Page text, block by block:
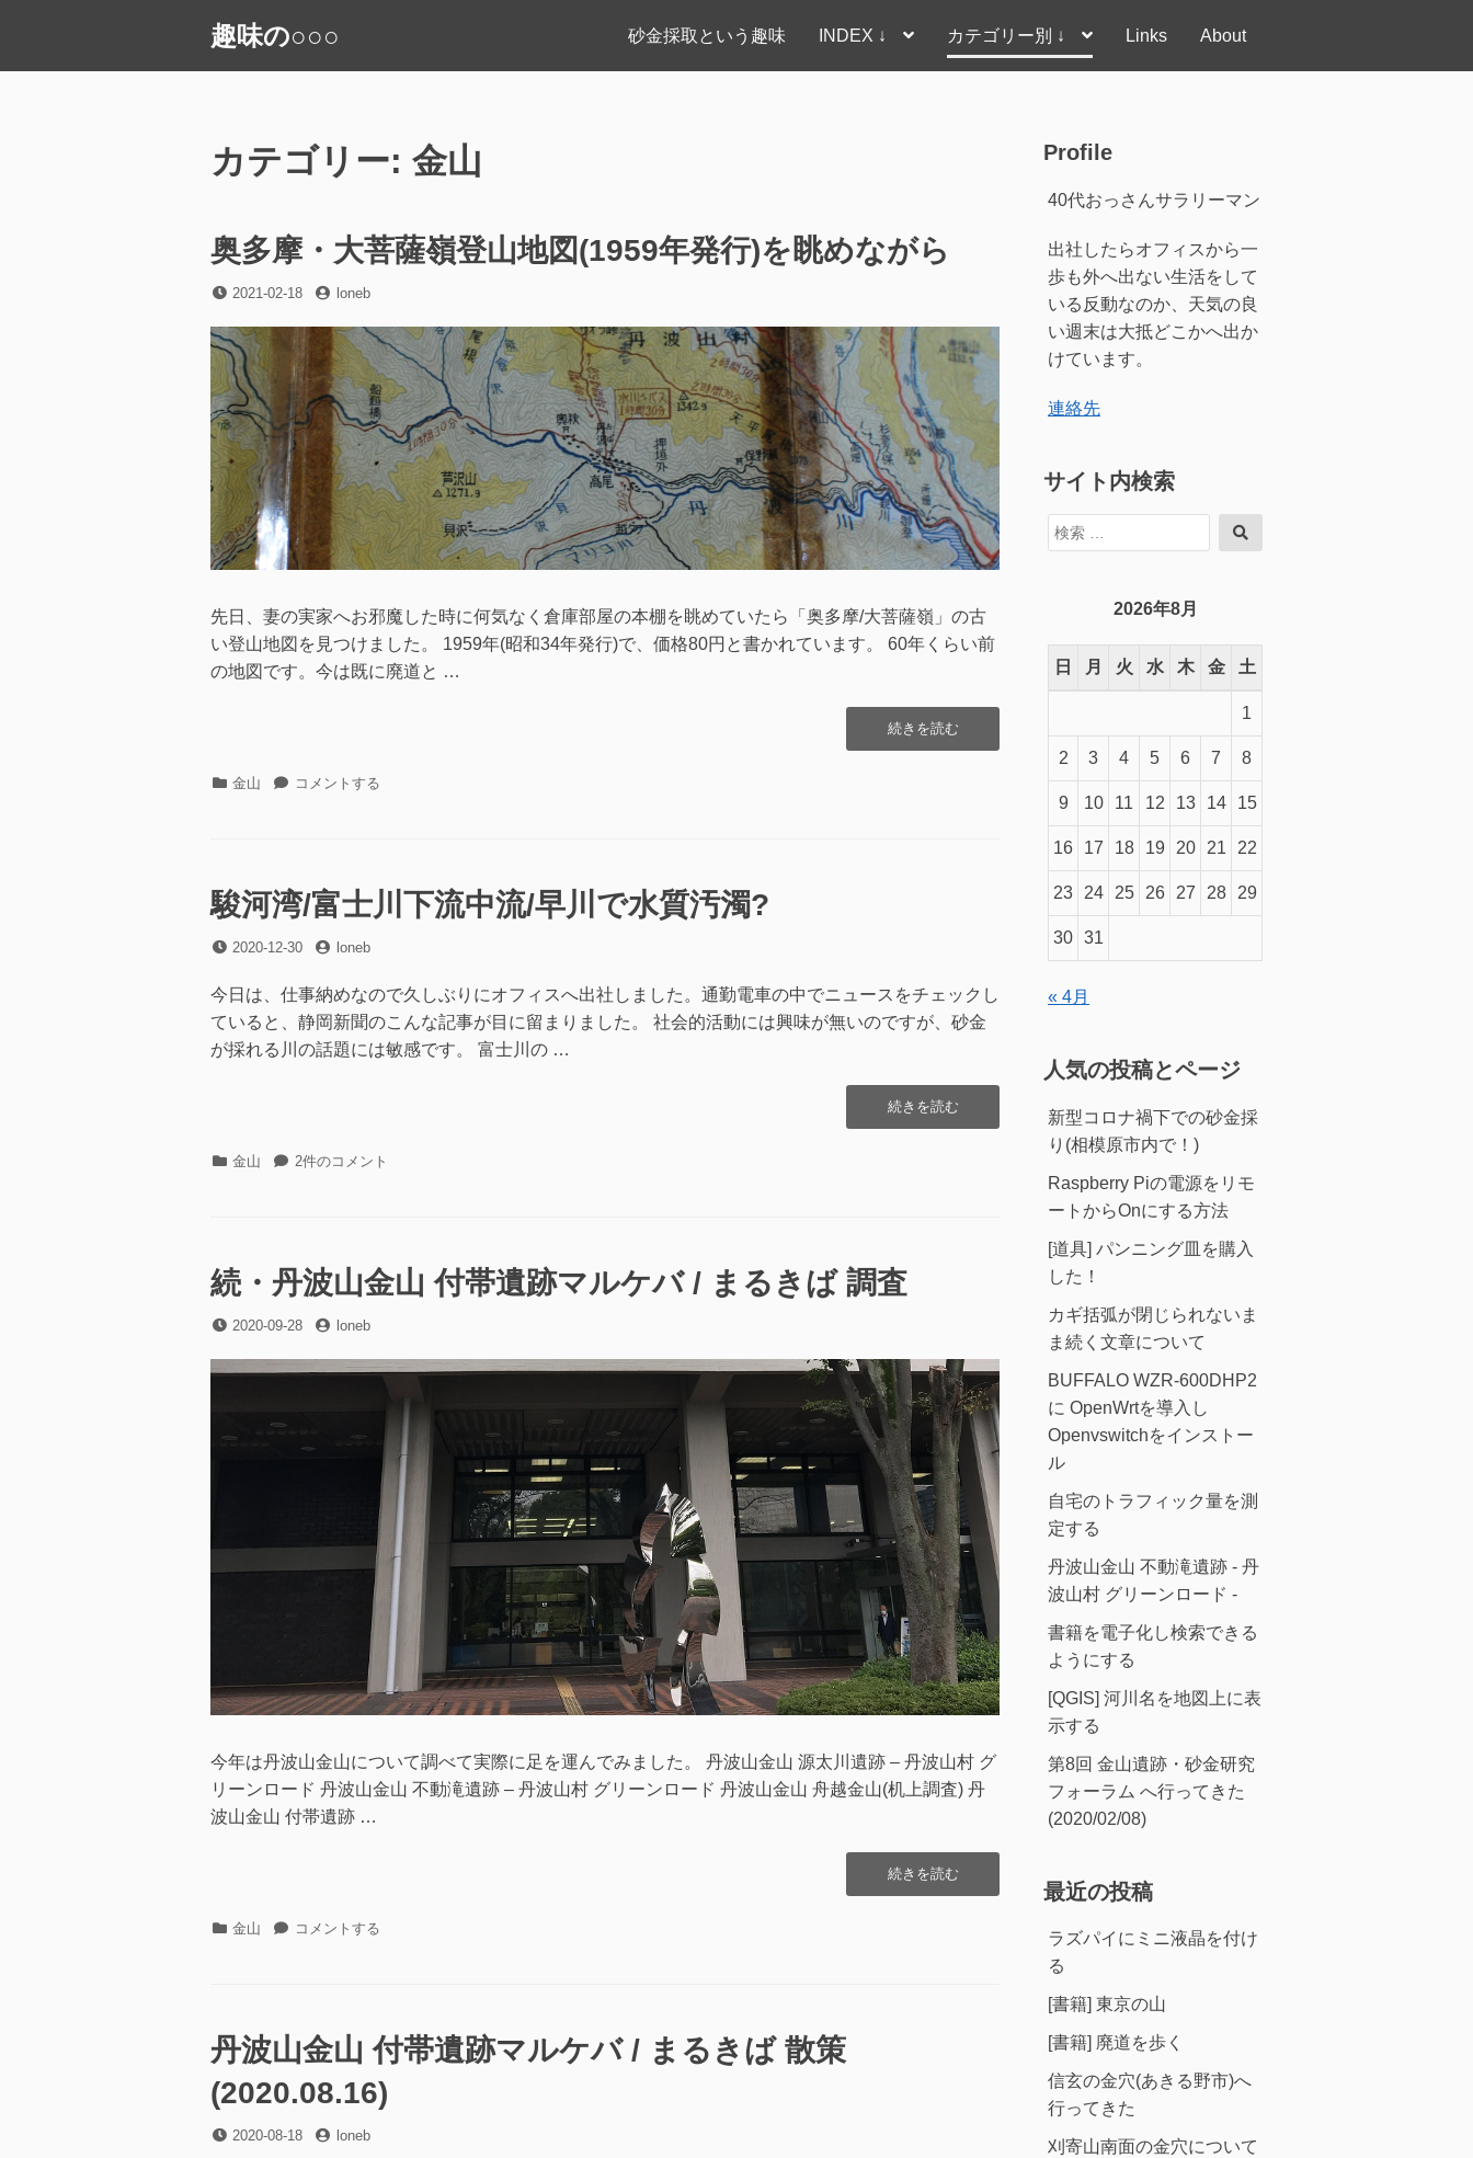
テ
趣味の○○○ 砂金採取という趣味 INDEX ↓ カテゴリー別 ↓ Links About
カテゴリー: 金山
奥多摩・大菩薩嶺登山地図(1959年発行)を眺めながら
投
日
2021-02-18
投
者
loneb
先日、妻の実家へお邪魔した時に何気なく倉庫部屋の本棚を眺めていたら「奥多摩/大菩薩嶺」の古
い登山地図を見つけました。 1959年(昭和34年発行)で、価格80円と書かれています。 60年くらい前
の地図です。今は既に廃道と …
“奥
多
年
行)
め
続きを読む
カ 金山
奥
薩
嶺
山
図
(1959
年
め
コメントする
駿河湾/富士川下流中流/早川で水質汚濁?
投
日
2020-12-30
投
者
loneb
今日は、仕事納めなので久しぶりにオフィスへ出社しました。通勤電車の中でニュースをチェックし
ていると、静岡新聞のこんな記事が目に留まりました。 社会的活動には興味が無いのですが、砂金
が採れる川の話題には敏感です。 富士川の …
“駿
河
中
で
水
質
汚
濁?”の
続きを読む
カ 金山
駿
川
下
中
流/
水
2件のコメント
続・丹波山金山 付帯遺跡マルケバ / まるきば 調査
投
2020-09-28
投loneb
今年は丹波山金山について調べて実際に足を運んでみました。 丹波山金山 源太川遺跡 – 丹波山村 グ
リーンロード 丹波山金山 不動滝遺跡 – 丹波山村 グリーンロード 丹波山金山 舟越金山(机上調査) 丹
波山金山 付帯遺跡 …
“続・
丹
続きを読む
カ 金山
続・
付
帯
遺
コメントする
丹波山金山 付帯遺跡マルケバ / まるきば 散策
(2020.08.16)
投
2020-08-18
投loneb
Profile
40代おっさんサラリーマン
出社したらオフィスから一
歩も外へ出ない生活をして
いる反動なのか、天気の良
い週末は大抵どこかへ出か
けています。
連絡先
サイト内検索
検
索
索
2026年8月
日 月 火 水 木 金 土
1
2 3 4 5 6 7 8
9 10 11 12 13 14 15
16 17 18 19 20 21 22
23 24 25 26 27 28 29
30 31
« 4月
人気の投稿とページ
新型コロナ禍下での砂金採
り(相模原市内で！)
Raspberry Piの電源をリモ
ートからOnにする方法
[道具] パンニング皿を購入
した！
カギ括弧が閉じられないま
ま続く文章について
BUFFALO WZR-600DHP2
に OpenWrtを導入し
Openvswitchをインストー
ル
自宅のトラフィック量を測
定する
丹波山金山 不動滝遺跡 - 丹
波山村 グリーンロード -
書籍を電子化し検索できる
ようにする
[QGIS] 河川名を地図上に表
示する
第8回 金山遺跡・砂金研究
フォーラム へ行ってきた
(2020/02/08)
最近の投稿
ラズパイにミニ液晶を付け
る
[書籍] 東京の山
[書籍] 廃道を歩く
信玄の金穴(あきる野市)へ
行ってきた
刈寄山南面の金穴について